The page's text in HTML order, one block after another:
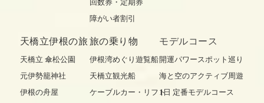
回数券・定期券
障がい者割引
天橋立伊根の旅
天橋立 傘松公園
元伊勢籠神社
伊根の舟屋
旅の乗り物
伊根湾めぐり遊覧船
天橋立観光船
ケーブルカー・リフト
モデルコース
開運パワースポット巡り
海と空のアクティブ周遊
1日 定番モデルコース